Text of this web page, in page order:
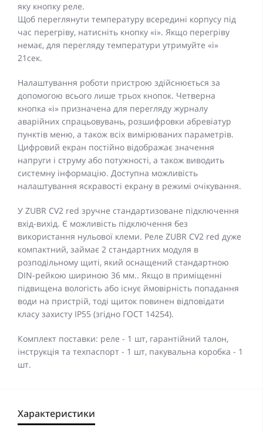
яку кнопку реле.
Щоб переглянути температуру всередині корпусу під
час перегріву, натисніть кнопку «i». Якщо перегріву
немає, для перегляду температури утримуйте «i»
21сек.
Налаштування роботи пристрою здійснюється за
допомогою всього лише трьох кнопок. Четверна
кнопка «i» призначена для перегляду журналу
аварійних спрацьовувань, розшифровки абревіатур
пунктів меню, а також всіх вимірюваних параметрів.
Цифровий екран постійно відображає значення
напруги і струму або потужності, а також виводить
системну інформацію. Доступна можливість
налаштування яскравості екрану в режимі очікування.
У ZUBR CV2 red зручне стандартизоване підключення
вхід-вихід. Є можливість підключення без
використання нульової клеми. Реле ZUBR CV2 red дуже
компактний, займає 2 стандартних модуля в
розподільному щиті, який оснащений стандартною
DIN-рейкою шириною 36 мм.. Якщо в приміщенні
підвищена вологість або існує ймовірність попадання
води на пристрій, тоді щиток повинен відповідати
класу захисту IP55 (згідно ГОСТ 14254).
Комплект поставки: реле - 1 шт, гарантійний талон,
інструкція та техпаспорт - 1 шт, пакувальна коробка - 1
шт.
Характеристики